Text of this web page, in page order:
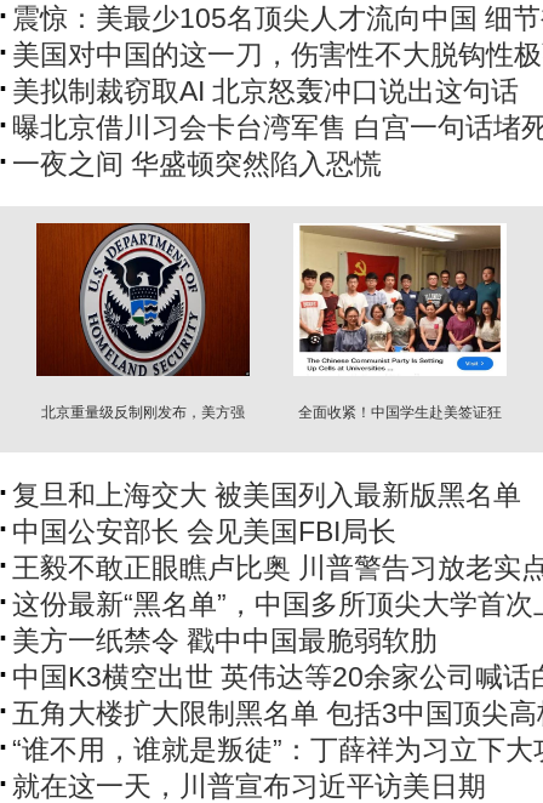
震惊：美最少105名顶尖人才流向中国 细
美国对中国的这一刀，伤害性不大脱钩性
美拟制裁窃取AI 北京怒轰冲口说出这句话
曝北京借川习会卡台湾军售 白宫一句话堵
一夜之间 华盛顿突然陷入恐慌
北京重量级反制刚发布，美方强
全面收紧！中国学生赴美签证狂
复旦和上海交大 被美国列入最新版黑名单
中国公安部长 会见美国FBI局长
王毅不敢正眼瞧卢比奥 川普警告习放老实
这份最新“黑名单”，中国多所顶尖大学首次
美方一纸禁令 戳中中国最脆弱软肋
中国K3横空出世 英伟达等20余家公司喊话
五角大楼扩大限制黑名单 包括3中国顶尖高
“谁不用，谁就是叛徒”：丁薛祥为习立下大
就在这一天，川普宣布习近平访美日期